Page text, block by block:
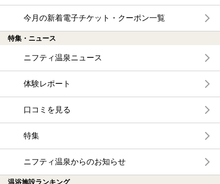
今月の新着電子チケット・クーポン一覧
特集・ニュース
ニフティ温泉ニュース
体験レポート
口コミを見る
特集
ニフティ温泉からのお知らせ
温浴施設ランキング